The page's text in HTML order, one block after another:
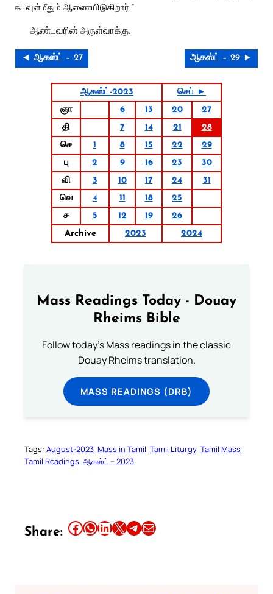
கடவுள்மீதும் ஆணையிடுகிறார்.”
ஆண்டவரின் அருள்வாக்கு.
◄ ஆகஸ்ட் – 27 ஆகஸ்ட் – 29 ►
ஆகஸ்ட்-2023
செப் ►
ஞா
6 13 20
27
தி
7 14 21
28
செ
1 8 15 22
29
பு
2 9 16 23
30
வி
3 10 17 24
31
வெ
4 11 18
25
ச
5 12 19
26
Archive
2023 2024
Mass Readings Today - Douay
Rheims Bible
Follow today's Mass readings in the classic
Douay Rheims translation.
MASS READINGS (DRB)
Tags: August-2023 Mass in Tamil Tamil Liturgy Tamil Mass
Tamil Readings ஆகஸ்ட் – 2023
Share: Share this article on Facebook Share this article on WhatsApp Share this article on LinkedIn Share this article on X Share this article on TelegramEmail this Article